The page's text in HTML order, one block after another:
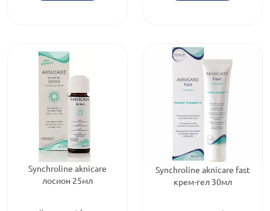
Synchroline aknicare
лосион 25мл
Synchroline aknicare fast
крем-гел 30мл